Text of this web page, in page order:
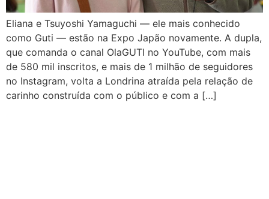
Eliana e Tsuyoshi Yamaguchi — ele mais conhecido
como Guti — estão na Expo Japão novamente. A dupla,
que comanda o canal OlaGUTI no YouTube, com mais
de 580 mil inscritos, e mais de 1 milhão de seguidores
no Instagram, volta a Londrina atraída pela relação de
carinho construída com o público e com a […]